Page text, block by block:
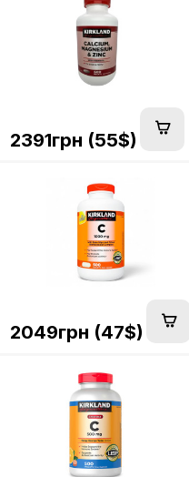
2391грн (55$)
2049грн (47$)